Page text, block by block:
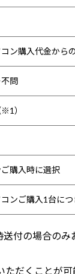
ン購入代金から
問
）
購入時に選択
ンご購入1台に
の場合の
だくことが可